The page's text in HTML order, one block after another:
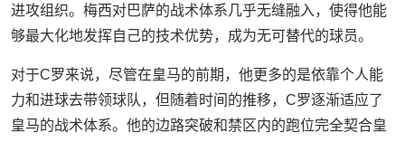
进攻组织。梅西对巴萨的战术体系几乎无缝融入，使得他能
够最大化地发挥自己的技术优势，成为无可替代的球员。
对于C罗来说，尽管在皇马的前期，他更多的是依靠个人能
力和进球去带领球队，但随着时间的推移，C罗逐渐适应了
皇马的战术体系。他的边路突破和禁区内的跑位完全契合皇